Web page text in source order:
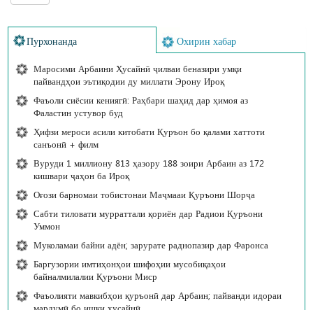
Пурхонанда Охирин хабар
Маросими Арбаини Ҳусайнӣ ҷилваи беназири умқи
пайвандҳои эътиқодии ду миллати Эрону Ироқ
Фаъоли сиёсии кениягӣ: Раҳбари шаҳид дар ҳимоя аз
Фаластин устувор буд
Ҳифзи мероси асили китобати Қуръон бо қалами хаттоти
санъонӣ + филм
Вуруди 1 миллиону 813 ҳазору 188 зоири Арбаин аз 172
кишвари ҷаҳон ба Ироқ
Оғози барномаи тобистонаи Маҷмааи Қуръони Шорҷа
Сабти тиловати мурраттали қориён дар Радиои Қуръони
Уммон
Муколамаи байни адён; зарурате раднопазир дар Фаронса
Баргузории имтиҳонҳои шифоҳии мусобиқаҳои
байналмилалии Қуръони Миср
Фаъолияти мавкибҳои қуръонӣ дар Арбаин; пайванди идораи